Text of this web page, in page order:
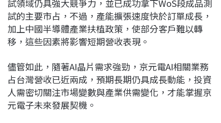
試領域仍具強大競爭力，並已成功拿下WoS段成品測
試的主要市占，不過，產能擴張速度快於訂單成長，
加上中國半導體產業扶植政策，使部分客戶難以轉
移，這些因素將影響短期營收表現。
儘管如此，隨著AI晶片需求強勁，京元電AI相關業務
占台灣營收已近兩成，預期長期仍具成長動能，投資
人需密切關注市場變數與產業供需變化，才能掌握京
元電子未來發展契機。